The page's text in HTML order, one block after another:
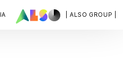
| ALSO GROUP |